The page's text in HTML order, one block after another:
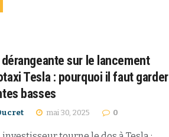
sur le lancement
Tesla : pourquoi il faut garder
basses
mai 30, 2025 0